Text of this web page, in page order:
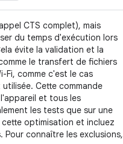
CTS complet), mais
du temps d'exécution lors
évite la validation et la
le transfert de fichiers
Fi, comme c'est le cas
utilisée. Cette commande
et tous les
les tests que sur une
optimisation et incluez
connaître les exclusions,